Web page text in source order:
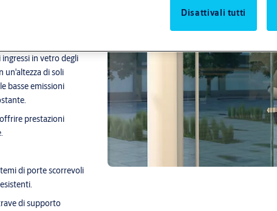
in vetro degli
un'altezza di soli
basse emissioni
prestazioni
di porte scorrevoli
di supporto
Disattivali tutti